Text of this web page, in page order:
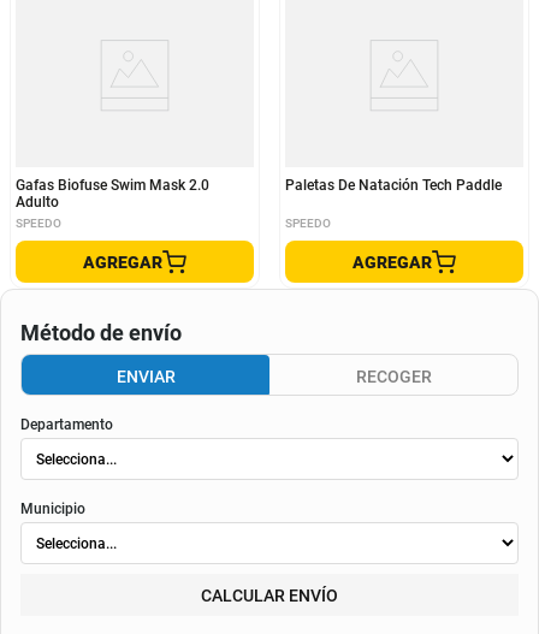
Gafas Biofuse Swim Mask 2.0
Adulto
SPEEDO
AGREGAR
Paletas De Natación Tech Paddle
SPEEDO
AGREGAR
Método de envío
ENVIAR RECOGER
Departamento
Municipio
CALCULAR ENVÍO